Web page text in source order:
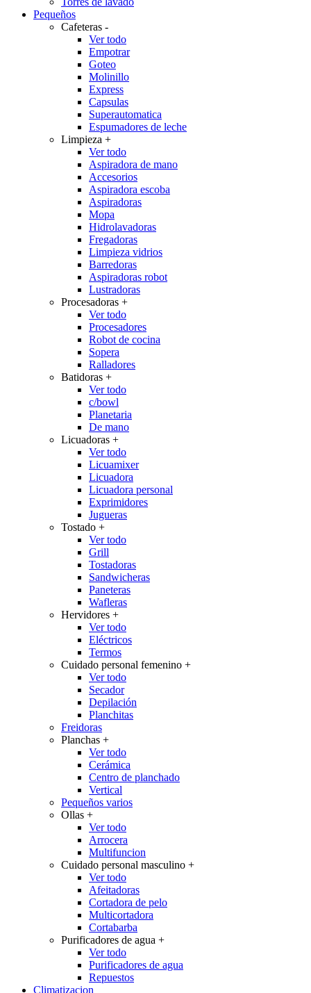
Pequeños
Cafeteras -
Ver todo
Empotrar
Goteo
Molinillo
Express
Capsulas
Superautomatica
Espumadores de leche
Limpieza +
Ver todo
Aspiradora de mano
Accesorios
Aspiradora escoba
Aspiradoras
Mopa
Hidrolavadoras
Fregadoras
Limpieza vidrios
Barredoras
Aspiradoras robot
Lustradoras
Procesadoras +
Ver todo
Procesadores
Robot de cocina
Sopera
Ralladores
Batidoras +
Ver todo
c/bowl
Planetaria
De mano
Licuadoras +
Ver todo
Licuamixer
Licuadora
Licuadora personal
Exprimidores
Jugueras
Tostado +
Ver todo
Grill
Tostadoras
Sandwicheras
Paneteras
Wafleras
Hervidores +
Ver todo
Eléctricos
Termos
Cuidado personal femenino +
Ver todo
Secador
Depilación
Planchitas
Freidoras
Planchas +
Ver todo
Cerámica
Centro de planchado
Vertical
Pequeños varios
Ollas +
Ver todo
Arrocera
Multifuncion
Cuidado personal masculino +
Ver todo
Afeitadoras
Cortadora de pelo
Multicortadora
Cortabarba
Purificadores de agua +
Ver todo
Purificadores de agua
Repuestos
Climatizacion